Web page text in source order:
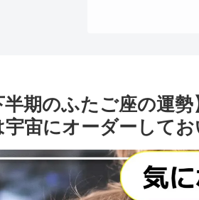
半期のふたご座の運
宙にオーダーしてお